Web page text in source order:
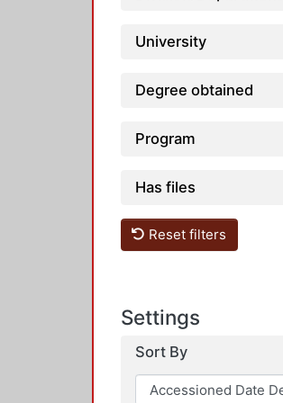
University
Degree obtained
Program
Has files
Reset filters
Settings
Sort By